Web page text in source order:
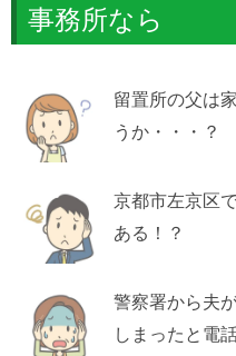
事務所なら
留置所の父は
うか・・・？
京都市左京区
ある！？
警察署から夫
しまったと電